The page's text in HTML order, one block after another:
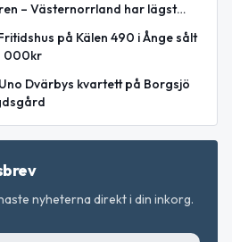
– Västernorrland har lägst
på Kälen 490 i Ånge sålt
000kr
Uno Dvärbys kvartett på Borgsjö
nyheterna direkt i din inkorg.